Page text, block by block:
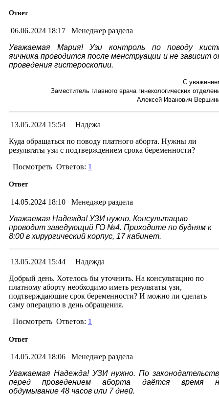
Ответ
06.06.2024 18:17
Менеджер раздела
Уважаемая Мария! Узи контроль по поводу
яичника проводится после менструации и не зависит
проведения гистероскопии.
С
Заместитель главного врача гинекологических
Алексей Иванович
13.05.2024 15:54
Надежа
Куда обращаться по поводу платного аборта. Нужны ли
результаты узи с подтверждением срока беременности?
Посмотреть Ответов: 1
Ответ
14.05.2024 18:10
Менеджер раздела
Уважаемая Надежда! УЗИ нужно. Консультацию
проводит заведующий ГО №4. Приходите по будням к
8:00 в хирургический корпус, 17 кабинет.
13.05.2024 15:44
Надежда
Добрый день. Хотелось бы уточнить. На консультацию по
платному аборту необходимо иметь результаты узи,
подтверждающие срок беременности? И можно ли сделать
саму операцию в день обращения.
Посмотреть Ответов: 1
Ответ
14.05.2024 18:06
Менеджер раздела
Уважаемая Надежда! УЗИ нужно. По
перед проведением аборта даётся время
обдумывание 48 часов или 7 дней.